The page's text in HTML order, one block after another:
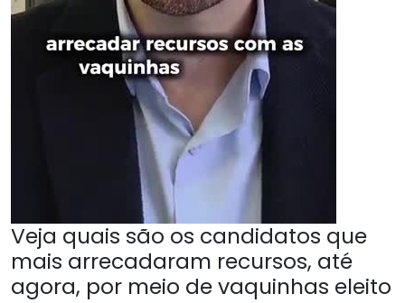
Veja quais são os candidatos que
mais arrecadaram recursos, até
agora, por meio de vaquinhas eleito